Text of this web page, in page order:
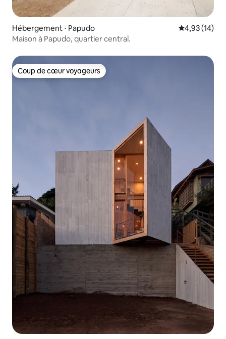
Hébergement ⋅ Papudo Évaluation
4,93 (14)
Maison à Papudo, quartier central.
Coup de cœur voyageurs
Coup de cœur voyageurs